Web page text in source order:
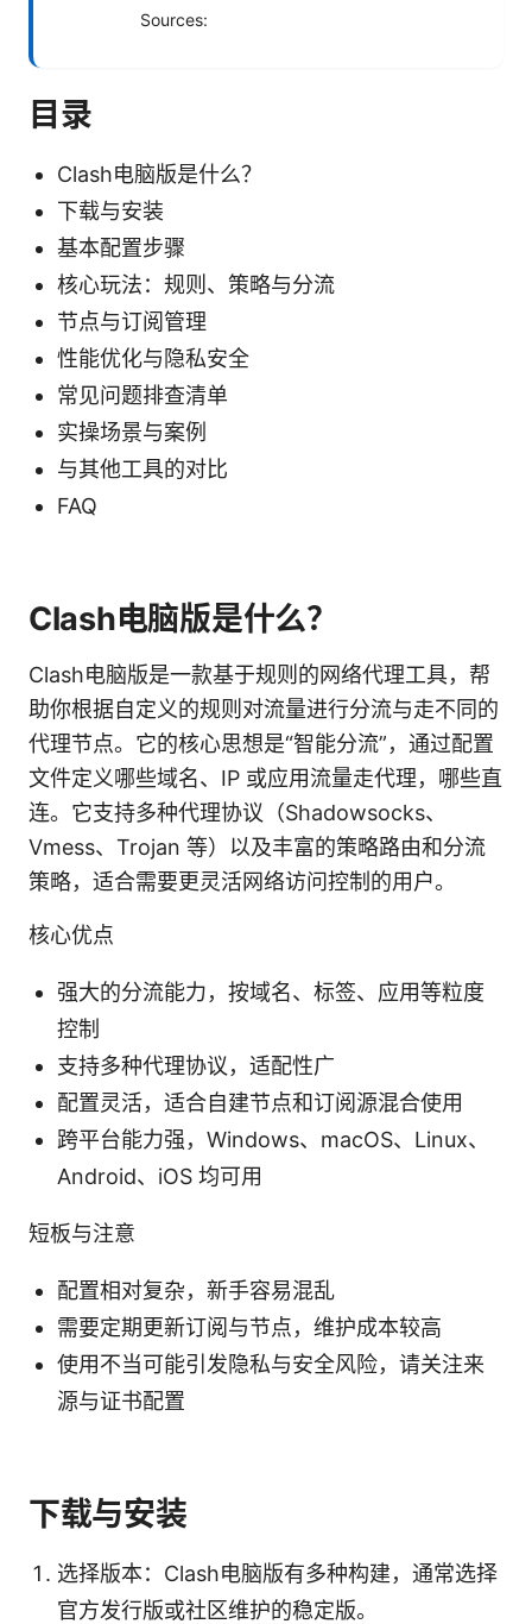
Sources:
目录
Clash电脑版是什么？
下载与安装
基本配置步骤
核心玩法：规则、策略与分流
节点与订阅管理
性能优化与隐私安全
常见问题排查清单
实操场景与案例
与其他工具的对比
FAQ
Clash电脑版是什么？
Clash电脑版是一款基于规则的网络代理工具，帮
助你根据自定义的规则对流量进行分流与走不同的
代理节点。它的核心思想是“智能分流”，通过配置
文件定义哪些域名、IP 或应用流量走代理，哪些直
连。它支持多种代理协议（Shadowsocks、
Vmess、Trojan 等）以及丰富的策略路由和分流
策略，适合需要更灵活网络访问控制的用户。
核心优点
强大的分流能力，按域名、标签、应用等粒度
控制
支持多种代理协议，适配性广
配置灵活，适合自建节点和订阅源混合使用
跨平台能力强，Windows、macOS、Linux、
Android、iOS 均可用
短板与注意
配置相对复杂，新手容易混乱
需要定期更新订阅与节点，维护成本较高
使用不当可能引发隐私与安全风险，请关注来
源与证书配置
下载与安装
选择版本：Clash电脑版有多种构建，通常选择
官方发行版或社区维护的稳定版。